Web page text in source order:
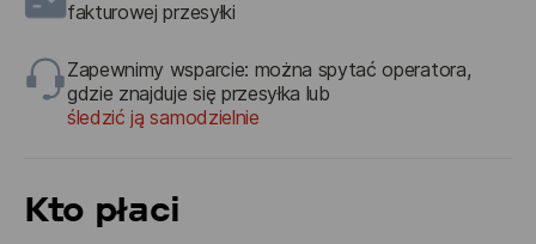
fakturowej przesyłki
Zapewnimy wsparcie: można spytać operatora,
gdzie znajduje się przesyłka lub
śledzić ją samodzielnie
Kto płaci